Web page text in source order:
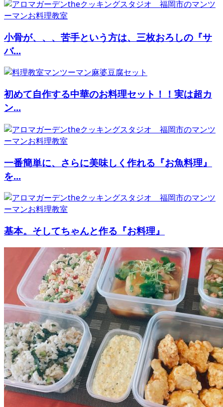
小骨が、、、苦手という方は、三枚おろしの『サ
バ...
初めて自作する中華のお料理セット！！実は超カ
ン...
一番簡単に、さらに美味しく作れる『お魚料理』
を...
基本。そしてちゃんと作る『お料理』